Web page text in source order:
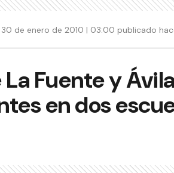
30 de enero de 2010 | 03:00 publicado
Fuente y
en dos